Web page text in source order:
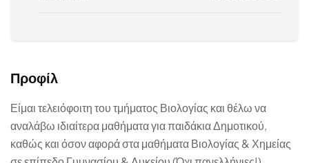
Προφίλ
Είμαι τελειόφοιτη του τμήματος Βιολογίας και θέλω να
αναλάβω ιδιαίτερα μαθήματα για παιδάκια Δημοτικού,
καθώς και όσον αφορά στα μαθήματα Βιολογίας & Χημείας